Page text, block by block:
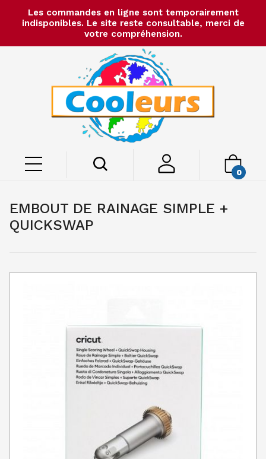
Les commandes en ligne sont temporairement
indisponibles. Le site reste consultable, merci de
votre compréhension.
0
EMBOUT DE RAINAGE SIMPLE +
QUICKSWAP